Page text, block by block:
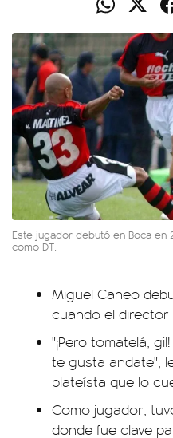
Este jugador debutó en Boca en
como DT.
Miguel Caneo
cuando el director
"¡Pero tomatelá,
te gusta andate",
plateísta que lo
Como jugador,
donde fue clave